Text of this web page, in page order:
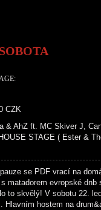
CZK
& AhZ ft. MC Skiver J,
STAGE ( Ester &
se PDF vrací na
matadorem evropské dnb
to skvělý! V sobotu 22.
Hlavním hostem na